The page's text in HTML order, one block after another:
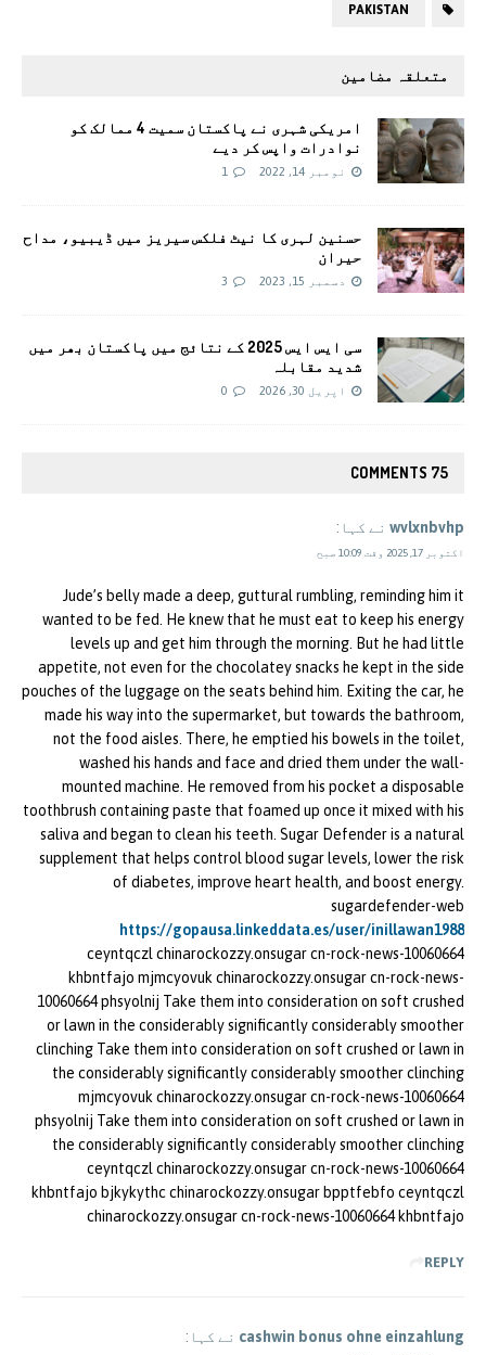
PAKISTAN
متعلقہ مضامین
امریکی شہری نے پاکستان سمیت 4 ممالک کو
نوادرات واپس کر دیے
نومبر 14, 2022 1
حسنین لہری کا نیٹ فلکس سیریز میں ڈیبیو، مداح
حیران
دسمبر 15, 2023 3
سی ایس ایس 2025 کے نتائج میں پاکستان بھر میں
شدید مقابلہ
اپریل 30, 2026 0
75 COMMENTS
wvlxnbvhp نے کہا:
اکتوبر 17, 2025 وقت 10:09 صبح
Jude’s belly made a deep, guttural rumbling, reminding him it
wanted to be fed. He knew that he must eat to keep his energy
levels up and get him through the morning. But he had little
appetite, not even for the chocolatey snacks he kept in the side
pouches of the luggage on the seats behind him. Exiting the car, he
made his way into the supermarket, but towards the bathroom,
not the food aisles. There, he emptied his bowels in the toilet,
washed his hands and face and dried them under the wall-
mounted machine. He removed from his pocket a disposable
toothbrush containing paste that foamed up once it mixed with his
saliva and began to clean his teeth. Sugar Defender is a natural
supplement that helps control blood sugar levels, lower the risk
of diabetes, improve heart health, and boost energy.
sugardefender-web
https://gopausa.linkeddata.es/user/inillawan1988
ceyntqczl chinarockozzy.onsugar cn-rock-news-10060664
khbntfajo mjmcyovuk chinarockozzy.onsugar cn-rock-news-
10060664 phsyolnij Take them into consideration on soft crushed
or lawn in the considerably significantly considerably smoother
clinching Take them into consideration on soft crushed or lawn in
the considerably significantly considerably smoother clinching
mjmcyovuk chinarockozzy.onsugar cn-rock-news-10060664
phsyolnij Take them into consideration on soft crushed or lawn in
the considerably significantly considerably smoother clinching
ceyntqczl chinarockozzy.onsugar cn-rock-news-10060664
khbntfajo bjkykythc chinarockozzy.onsugar bpptfebfo ceyntqczl
chinarockozzy.onsugar cn-rock-news-10060664 khbntfajo
REPLY
cashwin bonus ohne einzahlung نے کہا: